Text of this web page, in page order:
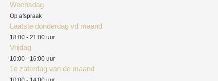
Woensdag
Op afspraak
Laatste donderdag vd maand
18:00 - 21:00 uur
Vrijdag
10:00 - 16:00 uur
1e zaterdag van de maand